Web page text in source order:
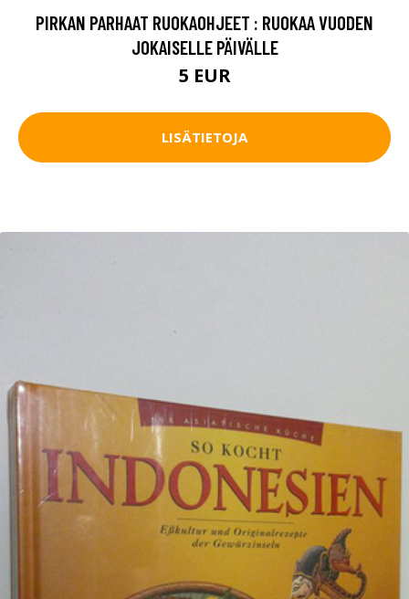
PIRKAN PARHAAT RUOKAOHJEET : RUOKAA VUODEN
JOKAISELLE PÄIVÄLLE
5 EUR
LISÄTIETOJA